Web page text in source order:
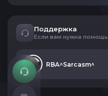
Поддержка
Если вам нужна помощь
RBA^Sarcasm^